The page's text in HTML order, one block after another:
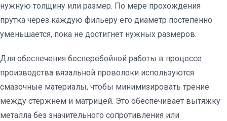
нужную толщину или размер. По мере прохождения
прутка через каждую фильеру его диаметр постепенно
уменьшается, пока не достигнет нужных размеров.
Для обеспечения бесперебойной работы в процессе
производства вязальной проволоки используются
смазочные материалы, чтобы минимизировать трение
между стержнем и матрицей. Это обеспечивает вытяжку
металла без значительного сопротивления или